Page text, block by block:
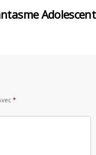
Adolescent
*